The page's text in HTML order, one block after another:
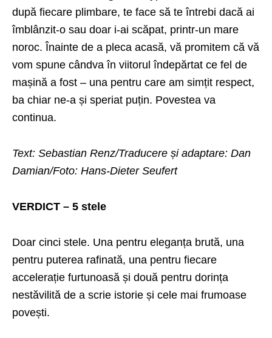
după fiecare plimbare, te face să te întrebi dacă ai
îmblânzit-o sau doar i-ai scăpat, printr-un mare
noroc. Înainte de a pleca acasă, vă promitem că vă
vom spune cândva în viitorul îndepărtat ce fel de
mașină a fost – una pentru care am simțit respect,
ba chiar ne-a și speriat puțin. Povestea va
continua.
Text: Sebastian Renz/Traducere și adaptare: Dan
Damian/Foto: Hans-Dieter Seufert
VERDICT – 5 stele
Doar cinci stele. Una pentru eleganța brută, una
pentru puterea rafinată, una pentru fiecare
accelerație furtunoasă și două pentru dorința
nestăvilită de a scrie istorie și cele mai frumoase
povești.